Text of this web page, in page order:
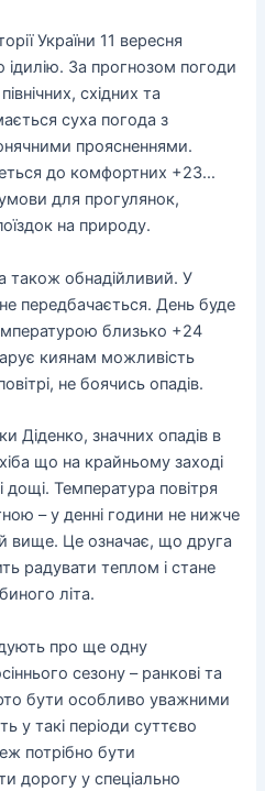
України 11 вересня
За прогнозом погоди
східних та
суха погода з
проясненнями.
до комфортних +23…
для прогулянок,
на природу.
також обнадійливий. У
передбачається. День буде
близько +24
киянам можливість
не боячись опадів.
Діденко, значних опадів в
що на крайньому заході
дощі. Температура повітря
– у денні години не нижче
вище. Це означає, що друга
радувати теплом і стане
літа.
про ще одну
сезону – ранкові та
бути особливо уважними
у такі періоди суттєво
потрібно бути
дорогу у спеціально